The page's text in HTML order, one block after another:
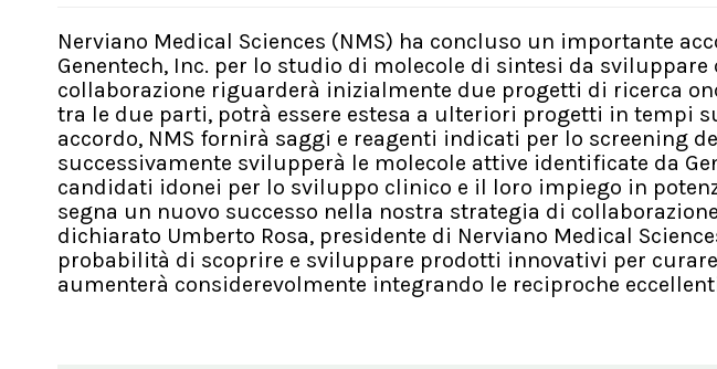
Nerviano Medical Sciences (NMS) ha concluso un importante
Genentech, Inc. per lo studio di molecole di sintesi da
collaborazione riguarderà inizialmente due progetti di ricerca
tra le due parti, potrà essere estesa a ulteriori progetti in tempi
accordo, NMS fornirà saggi e reagenti indicati per lo screening
successivamente svilupperà le molecole attive identificate da
candidati idonei per lo sviluppo clinico e il loro impiego in
segna un nuovo successo nella nostra strategia di
dichiarato Umberto Rosa, presidente di Nerviano Medical
probabilità di scoprire e sviluppare prodotti innovativi per
aumenterà considerevolmente integrando le reciproche